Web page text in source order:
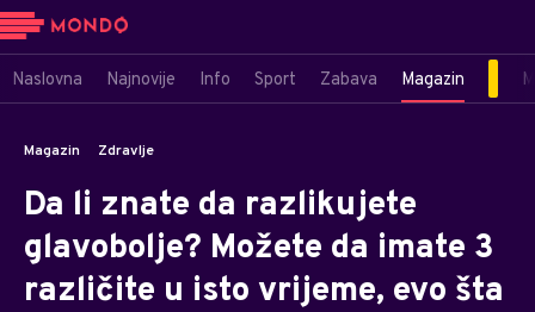
Naslovna Najnovije Info Sport Zabava Magazin
Magazin Zdravlje
Da li znate da razlikujete
glavobolje? Možete da imate 3
različite u isto vrijeme, evo šta